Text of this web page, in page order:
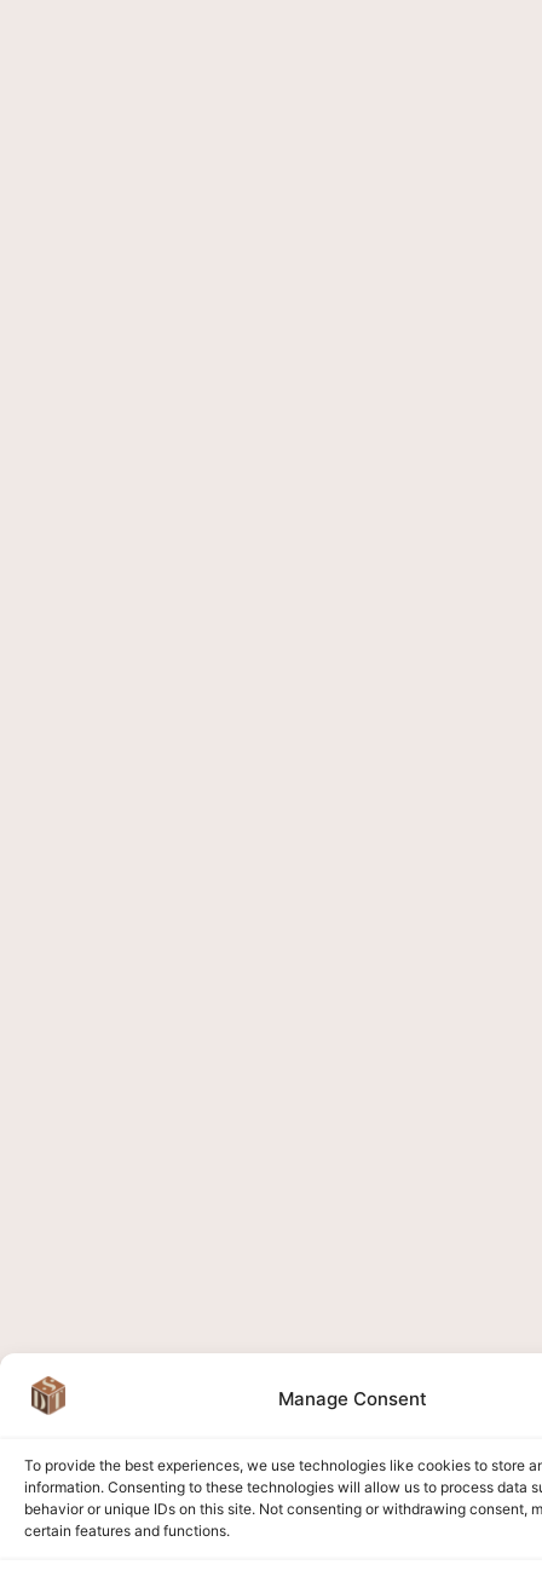
Manage Consent
To provide the best experiences, we use technologies like cookies to store
information. Consenting to these technologies will allow us to process data
behavior or unique IDs on this site. Not consenting or withdrawing consent,
certain features and functions.